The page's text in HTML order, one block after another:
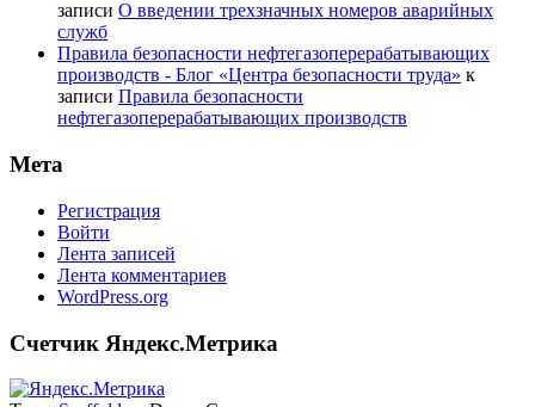
записи О введении трехзначных номеров аварийных
служб
Правила безопасности нефтегазоперерабатывающих
производств - Блог «Центра безопасности труда» к
записи Правила безопасности
нефтегазоперерабатывающих производств
Мета
Регистрация
Войти
Лента записей
Лента комментариев
WordPress.org
Счетчик Яндекс.Метрика